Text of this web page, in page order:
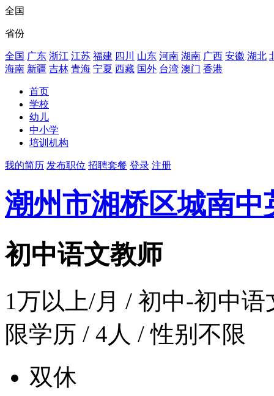
全国
省份
全国 广东 浙江 江苏 福建 四川 山东 河南 湖南 广西 安徽 湖北
海南 新疆 吉林 青海 宁夏 西藏 国外 台湾 澳门 香港
首页
学校
幼儿
中小学
培训机构
我的简历 发布职位 招聘套餐 登录 注册
潮州市湘桥区城南中
初中语文教师
1万以上/月 / 初中-初中语
限学历 / 4人 / 性别不限
双休